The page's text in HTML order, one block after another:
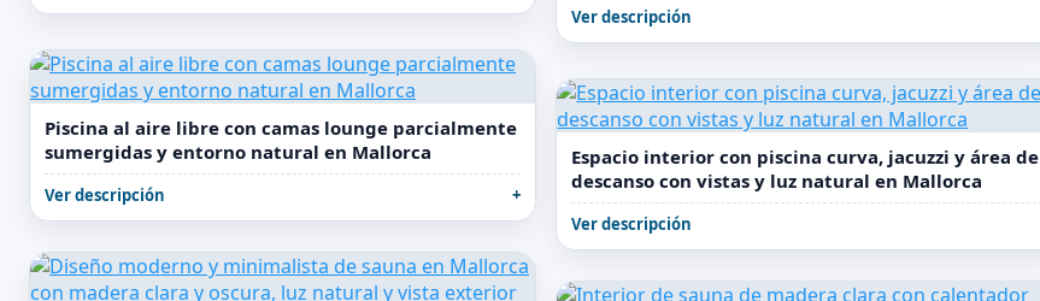
Ver descripción
Piscina al aire libre con camas lounge parcialmente
sumergidas y entorno natural en Mallorca
Ver descripción
Espacio interior con piscina curva, jacuzzi y área de
descanso con vistas y luz natural en Mallorca
Ver descripción